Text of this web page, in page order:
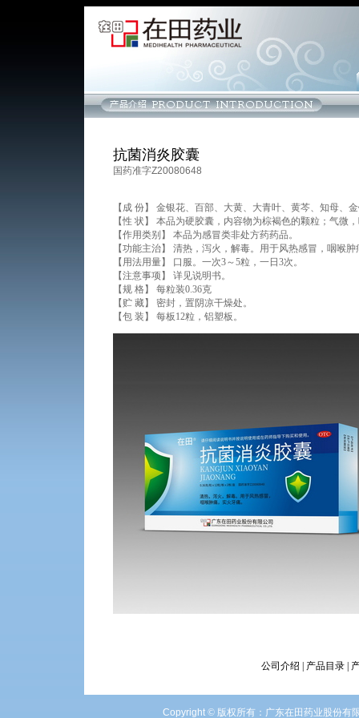
抗菌消炎胶囊
国药准字Z20080648
【成 份】 金银花、百部、大黄、大青叶、黄芩、知母、
【性 状】 本品为硬胶囊，内容物为棕褐色的颗粒；气微
【作用类别】 本品为感冒类非处方药药品。
【功能主治】 清热，泻火，解毒。用于风热感冒，咽喉
【用法用量】 口服。一次3～5粒，一日3次。
【注意事项】 详见说明书。
【规 格】 每粒装0.36克
【贮 藏】 密封，置阴凉干燥处。
【包 装】 每板12粒，铝塑板。
公司介绍 产品目录
Copyright © 版权所有：广东在田药业股份有